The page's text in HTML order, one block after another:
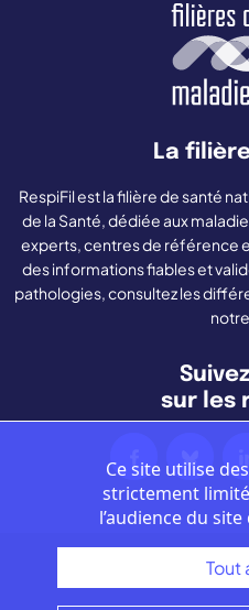
La
RespiFil est la filière de santé
de la Santé, dédiée aux
experts, centres de référence
des informations fiables et
pathologies, consultez les
sur les
Nous
Ce site utilise
strictement
l’audience du
Tout